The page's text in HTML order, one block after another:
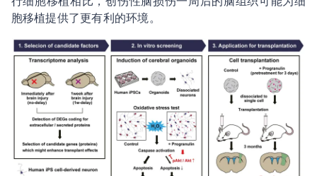
胞移植提供了更有利的环境。